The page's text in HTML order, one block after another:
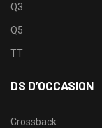
Q3
Q5
TT
DS D’OCCASION
Crossback